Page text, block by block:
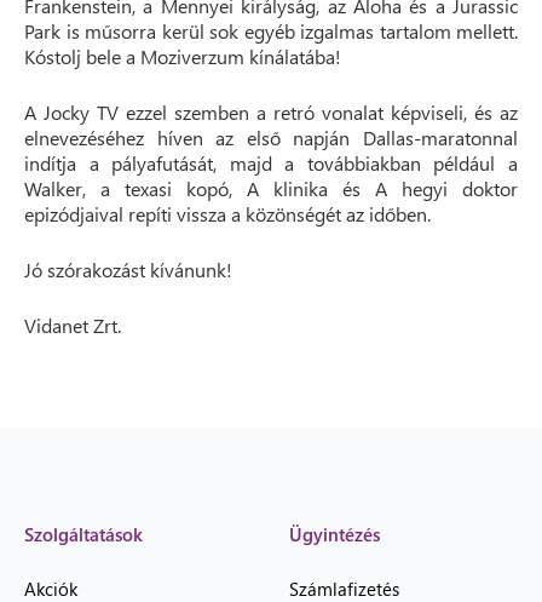
Frankenstein, a Mennyei királyság, az Aloha és a Jurassic
Park is műsorra kerül sok egyéb izgalmas tartalom mellett.
Kóstolj bele a Moziverzum kínálatába!
A Jocky TV ezzel szemben a retró vonalat képviseli, és az
elnevezéséhez híven az első napján Dallas-maratonnal
indítja a pályafutását, majd a továbbiakban például a
Walker, a texasi kopó, A klinika és A hegyi doktor
epizódjaival repíti vissza a közönségét az időben.
Jó szórakozást kívánunk!
Vidanet Zrt.
Szolgáltatások
Akciók
Ügyintézés
Számlafizetés